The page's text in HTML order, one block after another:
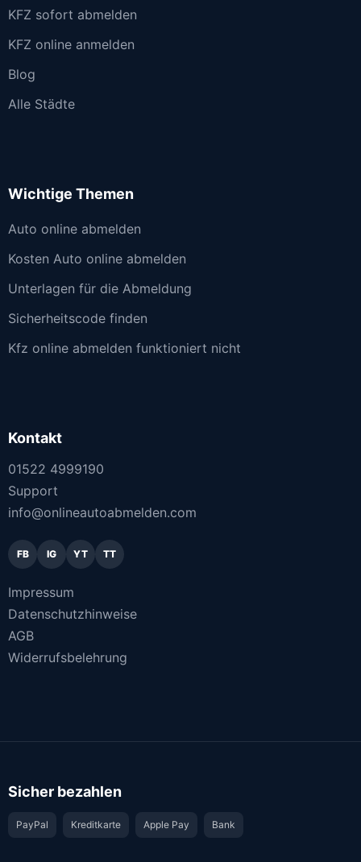
KFZ sofort abmelden
KFZ online anmelden
Blog
Alle Städte
Wichtige Themen
Auto online abmelden
Kosten Auto online abmelden
Unterlagen für die Abmeldung
Sicherheitscode finden
Kfz online abmelden funktioniert nicht
Kontakt
01522 4999190
Support
info@onlineautoabmelden.com
FB IG YT TT
Impressum
Datenschutzhinweise
AGB
Widerrufsbelehrung
Sicher bezahlen
PayPal Kreditkarte Apple Pay Bank